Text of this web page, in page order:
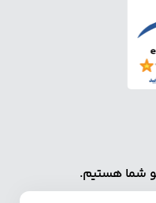
شما هستیم.